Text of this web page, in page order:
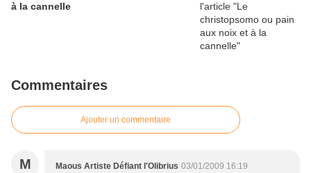
à la cannelle
Commentaires
Ajouter un commentaire
M Maous Artiste Défiant l'Olibrius 03/01/2009 16:19